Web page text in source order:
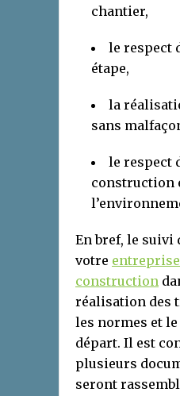
chantier,
le respect
étape,
la
sans
le respect
construction
En bref, le suivi
votre
construction
réalisation des
les normes et
départ. Il est
plusieurs
seront